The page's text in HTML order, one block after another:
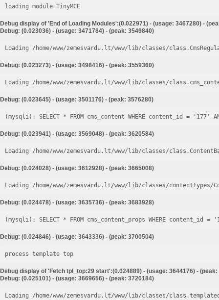
loading module TinyMCE
Debug display of 'End of Loading Modules':(0.022971) - (usage: 3467280) -
Debug: (0.023036) - (usage: 3471784) - (peak: 3549840)
Loading /home/www/zemesvardu.lt/www/lib/classes/
Debug: (0.023273) - (usage: 3498416) - (peak: 3559360)
Loading /home/www/zemesvardu.lt/www/lib/classes/
Debug: (0.023645) - (usage: 3501176) - (peak: 3576280)
Debug: (0.023941) - (usage: 3569048) - (peak: 3620584)
Loading /home/www/zemesvardu.lt/www/lib/classes/
Debug: (0.024028) - (usage: 3612928) - (peak: 3665008)
Loading /home/www/zemesvardu.lt/www/lib/classes/
Debug: (0.024478) - (usage: 3635736) - (peak: 3683928)
Debug: (0.024846) - (usage: 3643336) - (peak: 3700504)
process template top
Debug display of 'Fetch tpl_top:29 start':(0.024889) - (usage: 3644176) - (peak:
Debug: (0.025101) - (usage: 3669656) - (peak: 3720184)
Loading /home/www/zemesvardu.lt/www/lib/classes/